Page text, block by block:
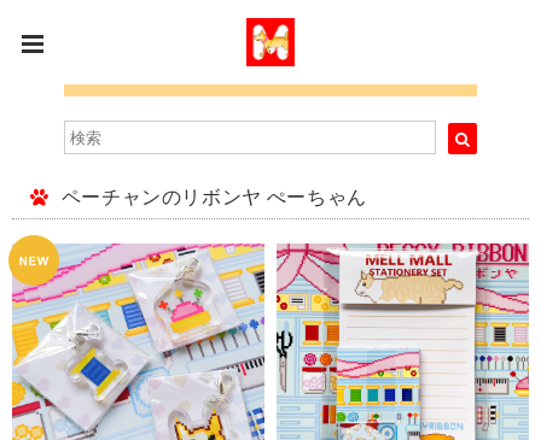
ペーチャンのリボンヤ ぺーちゃん